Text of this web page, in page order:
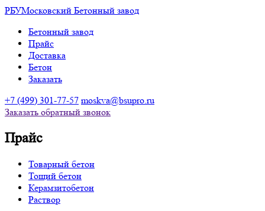
РБУМосковский Бетонный завод
Бетонный завод
Прайс
Доставка
Бетон
Заказать
+7 (499) 301-77-57 moskva@bsupro.ru
Заказать обратный звонок
Прайс
Товарный бетон
Тощий бетон
Керамзитобетон
Раствор